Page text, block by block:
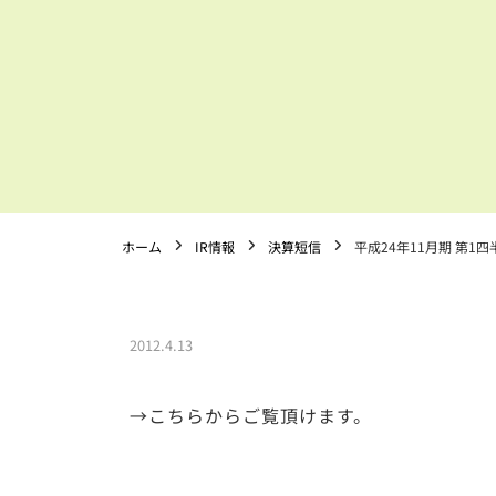
ホーム IR情報 決算短信 平成24年11月期 第1四
2012.4.13
→こちらからご覧頂けます。